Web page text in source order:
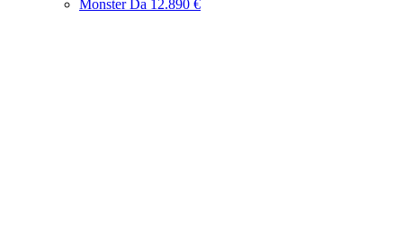
MonsterDa 12.890 €